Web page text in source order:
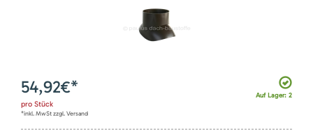
Auf Lager: 2
54,92€*
pro Stück
*inkl. MwSt zzgl. Versand